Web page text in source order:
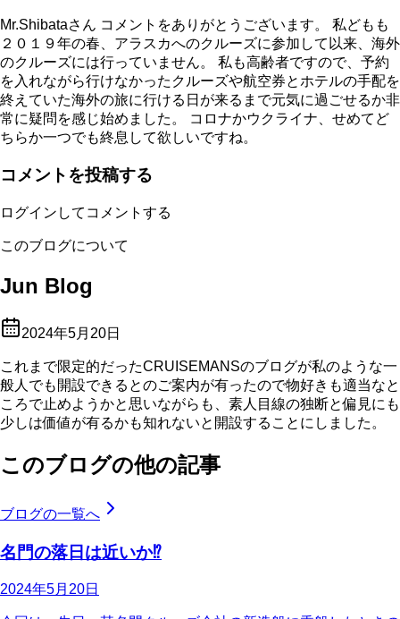
Mr.Shibataさん コメントをありがとうございます。 私どもも
２０１９年の春、アラスカへのクルーズに参加して以来、海外
のクルーズには行っていません。 私も高齢者ですので、予約
を入れながら行けなかったクルーズや航空券とホテルの手配を
終えていた海外の旅に行ける日が来るまで元気に過ごせるか非
常に疑問を感じ始めました。 コロナかウクライナ、せめてど
ちらか一つでも終息して欲しいですね。
コメントを投稿する
ログインしてコメントする
このブログについて
Jun Blog
2024年5月20日
これまで限定的だったCRUISEMANSのブログが私のような一
般人でも開設できるとのご案内が有ったので物好きも適当なと
ころで止めようかと思いながらも、素人目線の独断と偏見にも
少しは価値が有るかも知れないと開設することにしました。
このブログの他の記事
ブログの一覧へ
名門の落日は近いか⁉
2024年5月20日